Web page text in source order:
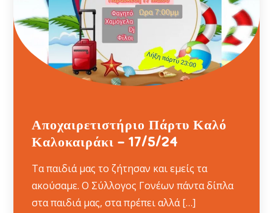
Αποχαιρετιστήριο Πάρτυ Καλό
Καλοκαιράκι – 17/5/24
Τα παιδιά μας το ζήτησαν και εμείς τα
ακούσαμε. Ο Σύλλογος Γονέων πάντα δίπλα
στα παιδιά μας, στα πρέπει αλλά […]